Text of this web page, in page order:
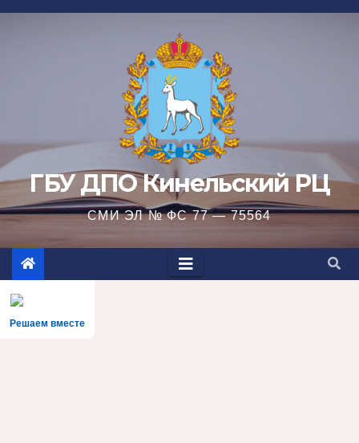
Перейти
ГБУ ДПО Кинельский РЦ
СМИ ЭЛ № ФС 77 — 75564
Решаем вместе